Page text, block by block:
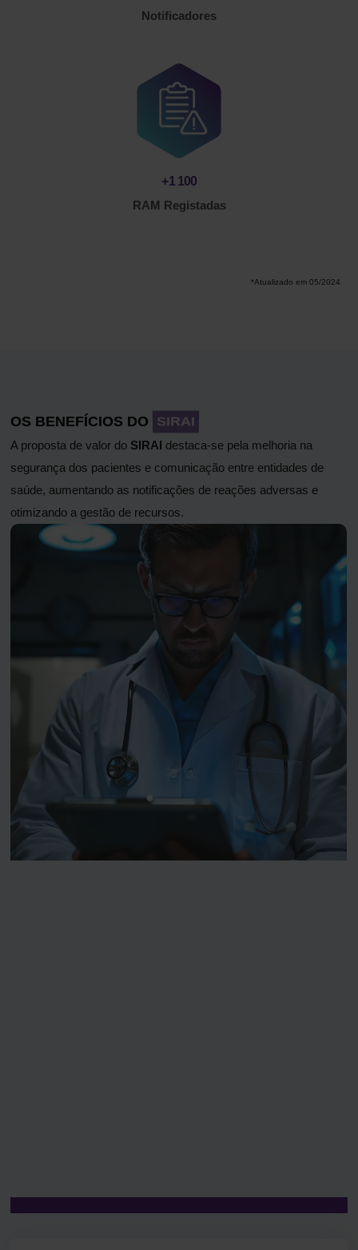
Notificadores
+1 100
RAM Registadas
*Atualizado em 05/2024
OS BENEFÍCIOS DO SIRAI
A proposta de valor do SIRAI destaca-se pela melhoria na
segurança dos pacientes e comunicação entre entidades de
saúde, aumentando as notificações de reações adversas e
otimizando a gestão de recursos.